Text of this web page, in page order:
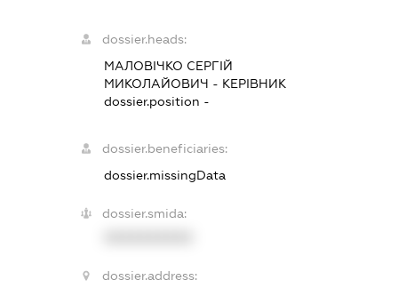
dossier.heads:
МАЛОВІЧКО СЕРГІЙ
МИКОЛАЙОВИЧ - КЕРІВНИК
dossier.position -
dossier.beneficiaries:
dossier.missingData
dossier.smida:
dossier.address: